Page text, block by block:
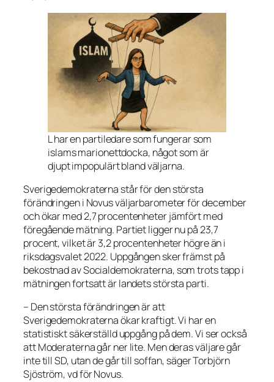
L har en partiledare som fungerar som
islams marionettdocka, något som är
djupt impopulärt bland väljarna.
Sverigedemokraterna står för den största
förändringen i Novus väljarbarometer för december
och ökar med 2,7 procentenheter jämfört med
föregående mätning. Partiet ligger nu på 23,7
procent, vilket är 3,2 procentenheter högre än i
riksdagsvalet 2022. Uppgången sker främst på
bekostnad av Socialdemokraterna, som trots tapp i
mätningen fortsatt är landets största parti.
– Den största förändringen är att
Sverigedemokraterna ökar kraftigt. Vi har en
statistiskt säkerställd uppgång på dem. Vi ser också
att Moderaterna går ner lite. Men deras väljare går
inte till SD, utan de går till soffan, säger Torbjörn
Sjöström, vd för Novus.